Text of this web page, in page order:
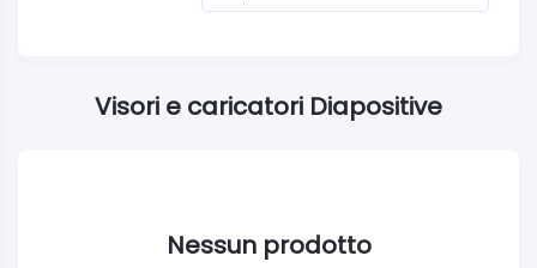
Visori e caricatori Diapositive
Nessun prodotto